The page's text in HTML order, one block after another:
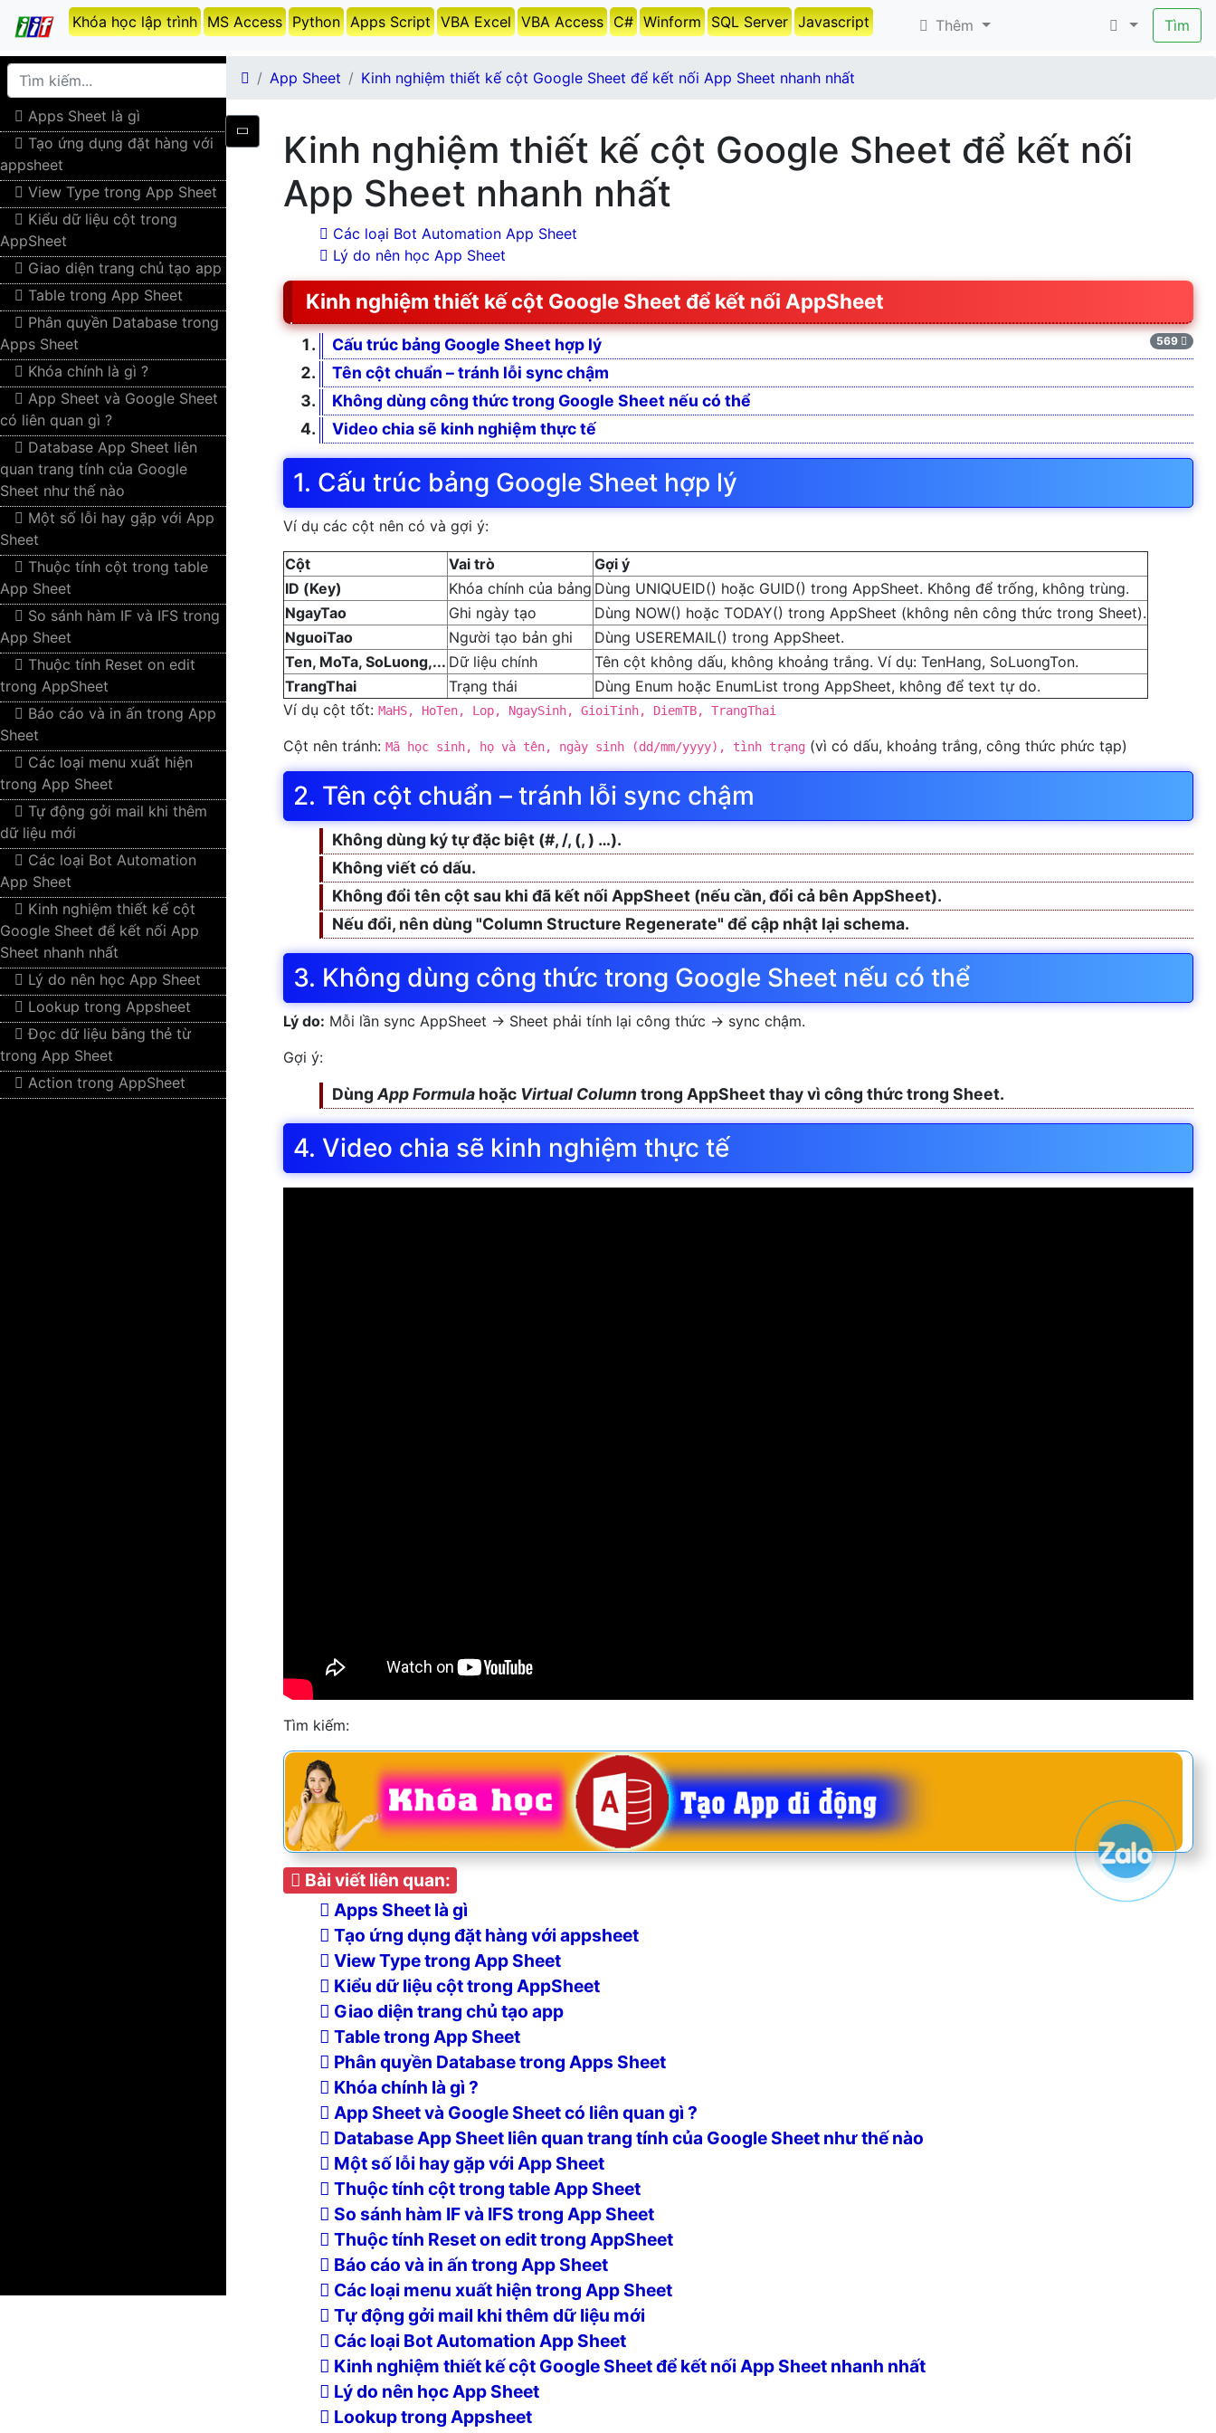
Khóa học lập trình MS Access Python Apps Script VBA Excel VBA Access C# Winform SQL Server Javascript Thêm Tìm
Apps Sheet là gì
Tạo ứng dụng đặt hàng với
appsheet
View Type trong App Sheet
Kiểu dữ liệu cột trong
AppSheet
Giao diện trang chủ tạo app
Table trong App Sheet
Phân quyền Database trong
Apps Sheet
Khóa chính là gì ?
App Sheet và Google Sheet
có liên quan gì ?
Database App Sheet liên
quan trang tính của Google
Sheet như thế nào
Một số lỗi hay gặp với App
Sheet
Thuộc tính cột trong table
App Sheet
So sánh hàm IF và IFS trong
App Sheet
Thuộc tính Reset on edit
trong AppSheet
Báo cáo và in ấn trong App
Sheet
Các loại menu xuất hiện
trong App Sheet
Tự động gởi mail khi thêm
dữ liệu mới
Các loại Bot Automation
App Sheet
Kinh nghiệm thiết kế cột
Google Sheet để kết nối App
Sheet nhanh nhất
Lý do nên học App Sheet
Lookup trong Appsheet
Đọc dữ liệu bằng thẻ từ
trong App Sheet
Action trong AppSheet
App Sheet Kinh nghiệm thiết kế cột Google Sheet để kết nối App Sheet nhanh nhất
Kinh nghiệm thiết kế cột Google Sheet để kết nối
App Sheet nhanh nhất
Các loại Bot Automation App Sheet
Lý do nên học App Sheet
Kinh nghiệm thiết kế cột Google Sheet để kết nối AppSheet
569
Cấu trúc bảng Google Sheet hợp lý
Tên cột chuẩn – tránh lỗi sync chậm
Không dùng công thức trong Google Sheet nếu có thể
Video chia sẽ kinh nghiệm thực tế
1. Cấu trúc bảng Google Sheet hợp lý
Ví dụ các cột nên có và gợi ý:
Cột Vai trò
Gợi ý
ID (Key)
Khóa chính của bảng Dùng UNIQUEID() hoặc GUID() trong AppSheet. Không để trống, không trùng.
NgayTao
Ghi ngày tạo
Dùng NOW() hoặc TODAY() trong AppSheet (không nên công thức trong Sheet).
NguoiTao
Người tạo bản ghi
Dùng USEREMAIL() trong AppSheet.
Ten, MoTa, SoLuong,... Dữ liệu chính
Tên cột không dấu, không khoảng trắng. Ví dụ: TenHang, SoLuongTon.
TrangThai
Trạng thái
Dùng Enum hoặc EnumList trong AppSheet, không để text tự do.
Ví dụ cột tốt: MaHS, HoTen, Lop, NgaySinh, GioiTinh, DiemTB, TrangThai
Cột nên tránh: Mã học sinh, họ và tên, ngày sinh (dd/mm/yyyy), tình trạng (vì có dấu, khoảng trắng, công thức phức tạp)
2. Tên cột chuẩn – tránh lỗi sync chậm
Không dùng ký tự đặc biệt (#, /, (, ) …).
Không viết có dấu.
Không đổi tên cột sau khi đã kết nối AppSheet (nếu cần, đổi cả bên AppSheet).
Nếu đổi, nên dùng "Column Structure Regenerate" để cập nhật lại schema.
3. Không dùng công thức trong Google Sheet nếu có thể
Lý do: Mỗi lần sync AppSheet → Sheet phải tính lại công thức → sync chậm.
Gợi ý:
Dùng App Formula hoặc Virtual Columntrong AppSheet thay vì công thức trong Sheet.
4. Video chia sẽ kinh nghiệm thực tế
Tìm kiếm:
Bài viết liên quan:
Apps Sheet là gì
Tạo ứng dụng đặt hàng với appsheet
View Type trong App Sheet
Kiểu dữ liệu cột trong AppSheet
Giao diện trang chủ tạo app
Table trong App Sheet
Phân quyền Database trong Apps Sheet
Khóa chính là gì ?
App Sheet và Google Sheet có liên quan gì ?
Database App Sheet liên quan trang tính của Google Sheet như thế nào
Một số lỗi hay gặp với App Sheet
Thuộc tính cột trong table App Sheet
So sánh hàm IF và IFS trong App Sheet
Thuộc tính Reset on edit trong AppSheet
Báo cáo và in ấn trong App Sheet
Các loại menu xuất hiện trong App Sheet
Tự động gởi mail khi thêm dữ liệu mới
Các loại Bot Automation App Sheet
Kinh nghiệm thiết kế cột Google Sheet để kết nối App Sheet nhanh nhất
Lý do nên học App Sheet
Lookup trong Appsheet